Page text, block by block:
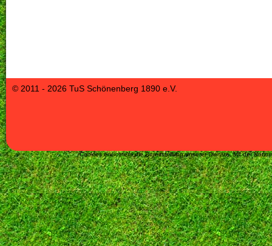
© 2011 - 2026 TuS Schönenberg 1890 e.V.
Cookies erleichtern die Bereitstellung unserer Dienste. Mit der